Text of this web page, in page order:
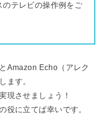
テレビの操作例をご
Amazon Echo（アレク
ます。
現させましょう！
役に立てば幸いです。